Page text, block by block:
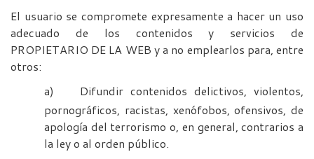
El usuario se compromete expresamente a hacer un uso
adecuado de los contenidos y servicios de
PROPIETARIO DE LA WEB y a no emplearlos para, entre
otros:
a)
Difundir contenidos delictivos, violentos,
pornográficos, racistas, xenófobos, ofensivos, de
apología del terrorismo o, en general, contrarios a
la ley o al orden público.